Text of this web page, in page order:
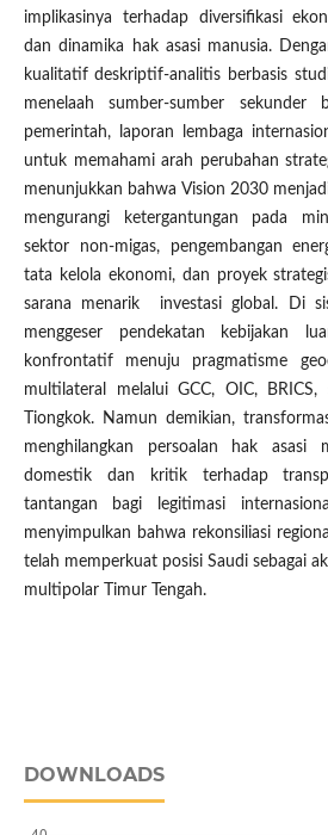
implikasinya terhadap diversifikasi
dan dinamika hak asasi manusia.
kualitatif deskriptif-analitis berbasis
menelaah sumber-sumber sekunder
pemerintah, laporan lembaga
untuk memahami arah perubahan
menunjukkan bahwa Vision 2030
mengurangi ketergantungan pada
sektor non-migas, pengembangan
tata kelola ekonomi, dan proyek
sarana menarik investasi global. Di
menggeser pendekatan kebijakan
konfrontatif menuju pragmatisme
multilateral melalui GCC, OIC, BRICS,
Tiongkok. Namun demikian,
menghilangkan persoalan hak asasi
domestik dan kritik terhadap
tantangan bagi legitimasi
menyimpulkan bahwa rekonsiliasi
telah memperkuat posisi Saudi sebagai
multipolar Timur Tengah.
DOWNLOADS